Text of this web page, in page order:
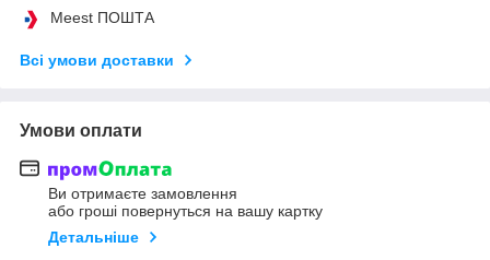
Meest ПОШТА
Всі умови доставки
Умови оплати
Ви отримаєте замовлення
або гроші повернуться на вашу картку
Детальніше